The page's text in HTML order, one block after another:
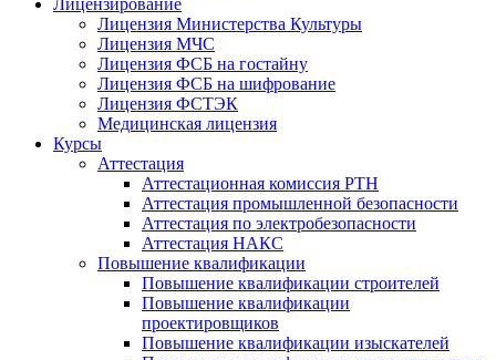
Лицензирование
Лицензия Министерства Культуры
Лицензия МЧС
Лицензия ФСБ на гостайну
Лицензия ФСБ на шифрование
Лицензия ФСТЭК
Медицинская лицензия
Курсы
Аттестация
Аттестационная комиссия РТН
Аттестация промышленной безопасности
Аттестация по электробезопасности
Аттестация НАКС
Повышение квалификации
Повышение квалификации строителей
Повышение квалификации
проектировщиков
Повышение квалификации изыскателей